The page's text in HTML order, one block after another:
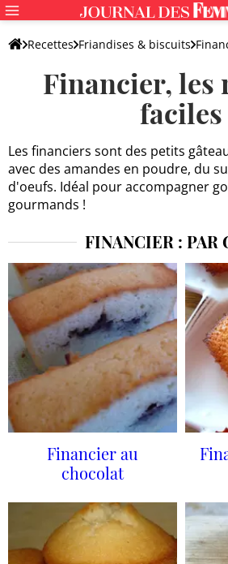
Recettes Friandises & biscuits
Financier, les
faciles
Les financiers sont des petits
avec des amandes en poudre, du
d'oeufs. Idéal pour accompagner
gourmands !
FINANCIER : PAR
Financier au
chocolat